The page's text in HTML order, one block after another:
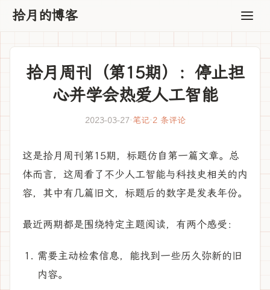
拾月的博客
拾月周刊（第15期）：停止担
心并学会热爱人工智能
2023-03-27·笔记·2 条评论
这是拾月周刊第15期，标题仿自第一篇文章。总
体而言，这周看了不少人工智能与科技史相关的内
容，其中有几篇旧文，标题后的数字是发表年份。
最近两期都是围绕特定主题阅读，有两个感受：
需要主动检索信息，能找到一些历久弥新的旧
内容。